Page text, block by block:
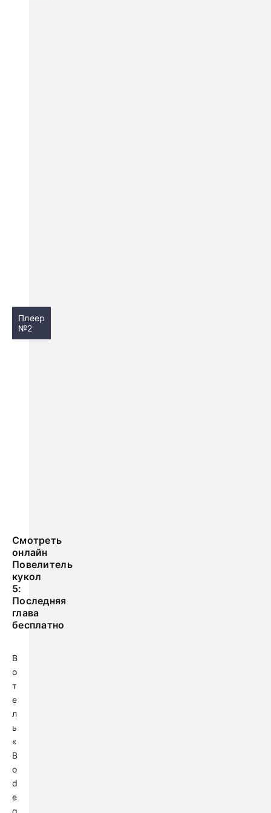
Плеер
№2
Смотреть
онлайн
Повелитель
кукол
5:
Последняя
глава
бесплатно
В
о
т
е
л
ь
«
B
o
d
e
g